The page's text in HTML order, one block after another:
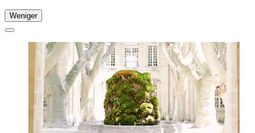
Weniger